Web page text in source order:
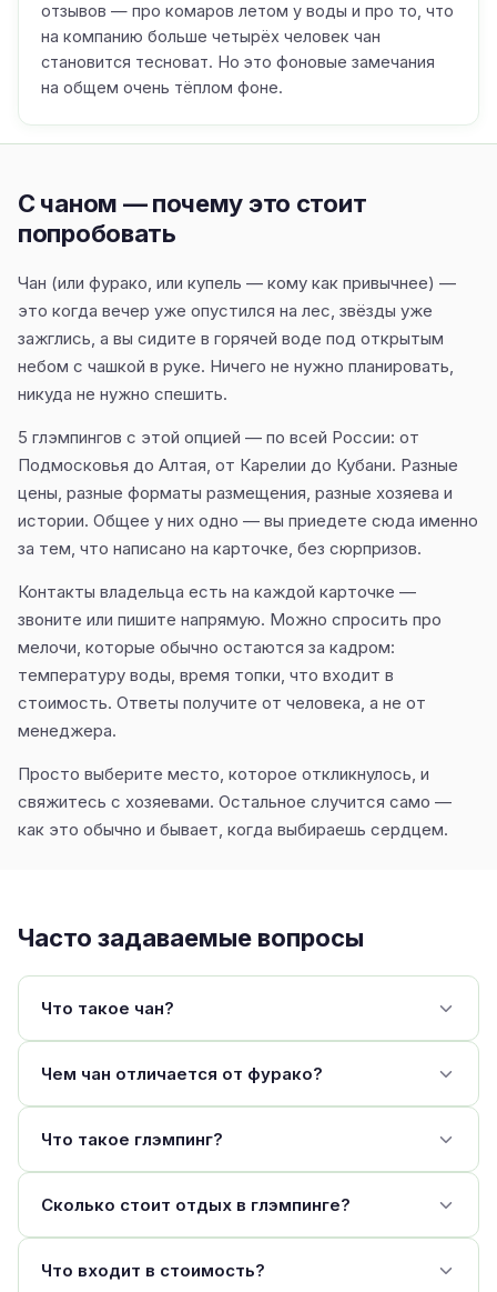
отзывов — про комаров летом у воды и про то, что
на компанию больше четырёх человек чан
становится тесноват. Но это фоновые замечания
на общем очень тёплом фоне.
С чаном — почему это стоит
попробовать
Чан (или фурако, или купель — кому как привычнее) —
это когда вечер уже опустился на лес, звёзды уже
зажглись, а вы сидите в горячей воде под открытым
небом с чашкой в руке. Ничего не нужно планировать,
никуда не нужно спешить.
5 глэмпингов с этой опцией — по всей России: от
Подмосковья до Алтая, от Карелии до Кубани. Разные
цены, разные форматы размещения, разные хозяева и
истории. Общее у них одно — вы приедете сюда именно
за тем, что написано на карточке, без сюрпризов.
Контакты владельца есть на каждой карточке —
звоните или пишите напрямую. Можно спросить про
мелочи, которые обычно остаются за кадром:
температуру воды, время топки, что входит в
стоимость. Ответы получите от человека, а не от
менеджера.
Просто выберите место, которое откликнулось, и
свяжитесь с хозяевами. Остальное случится само —
как это обычно и бывает, когда выбираешь сердцем.
Часто задаваемые вопросы
Что такое чан?
Чем чан отличается от фурако?
Что такое глэмпинг?
Сколько стоит отдых в глэмпинге?
Что входит в стоимость?